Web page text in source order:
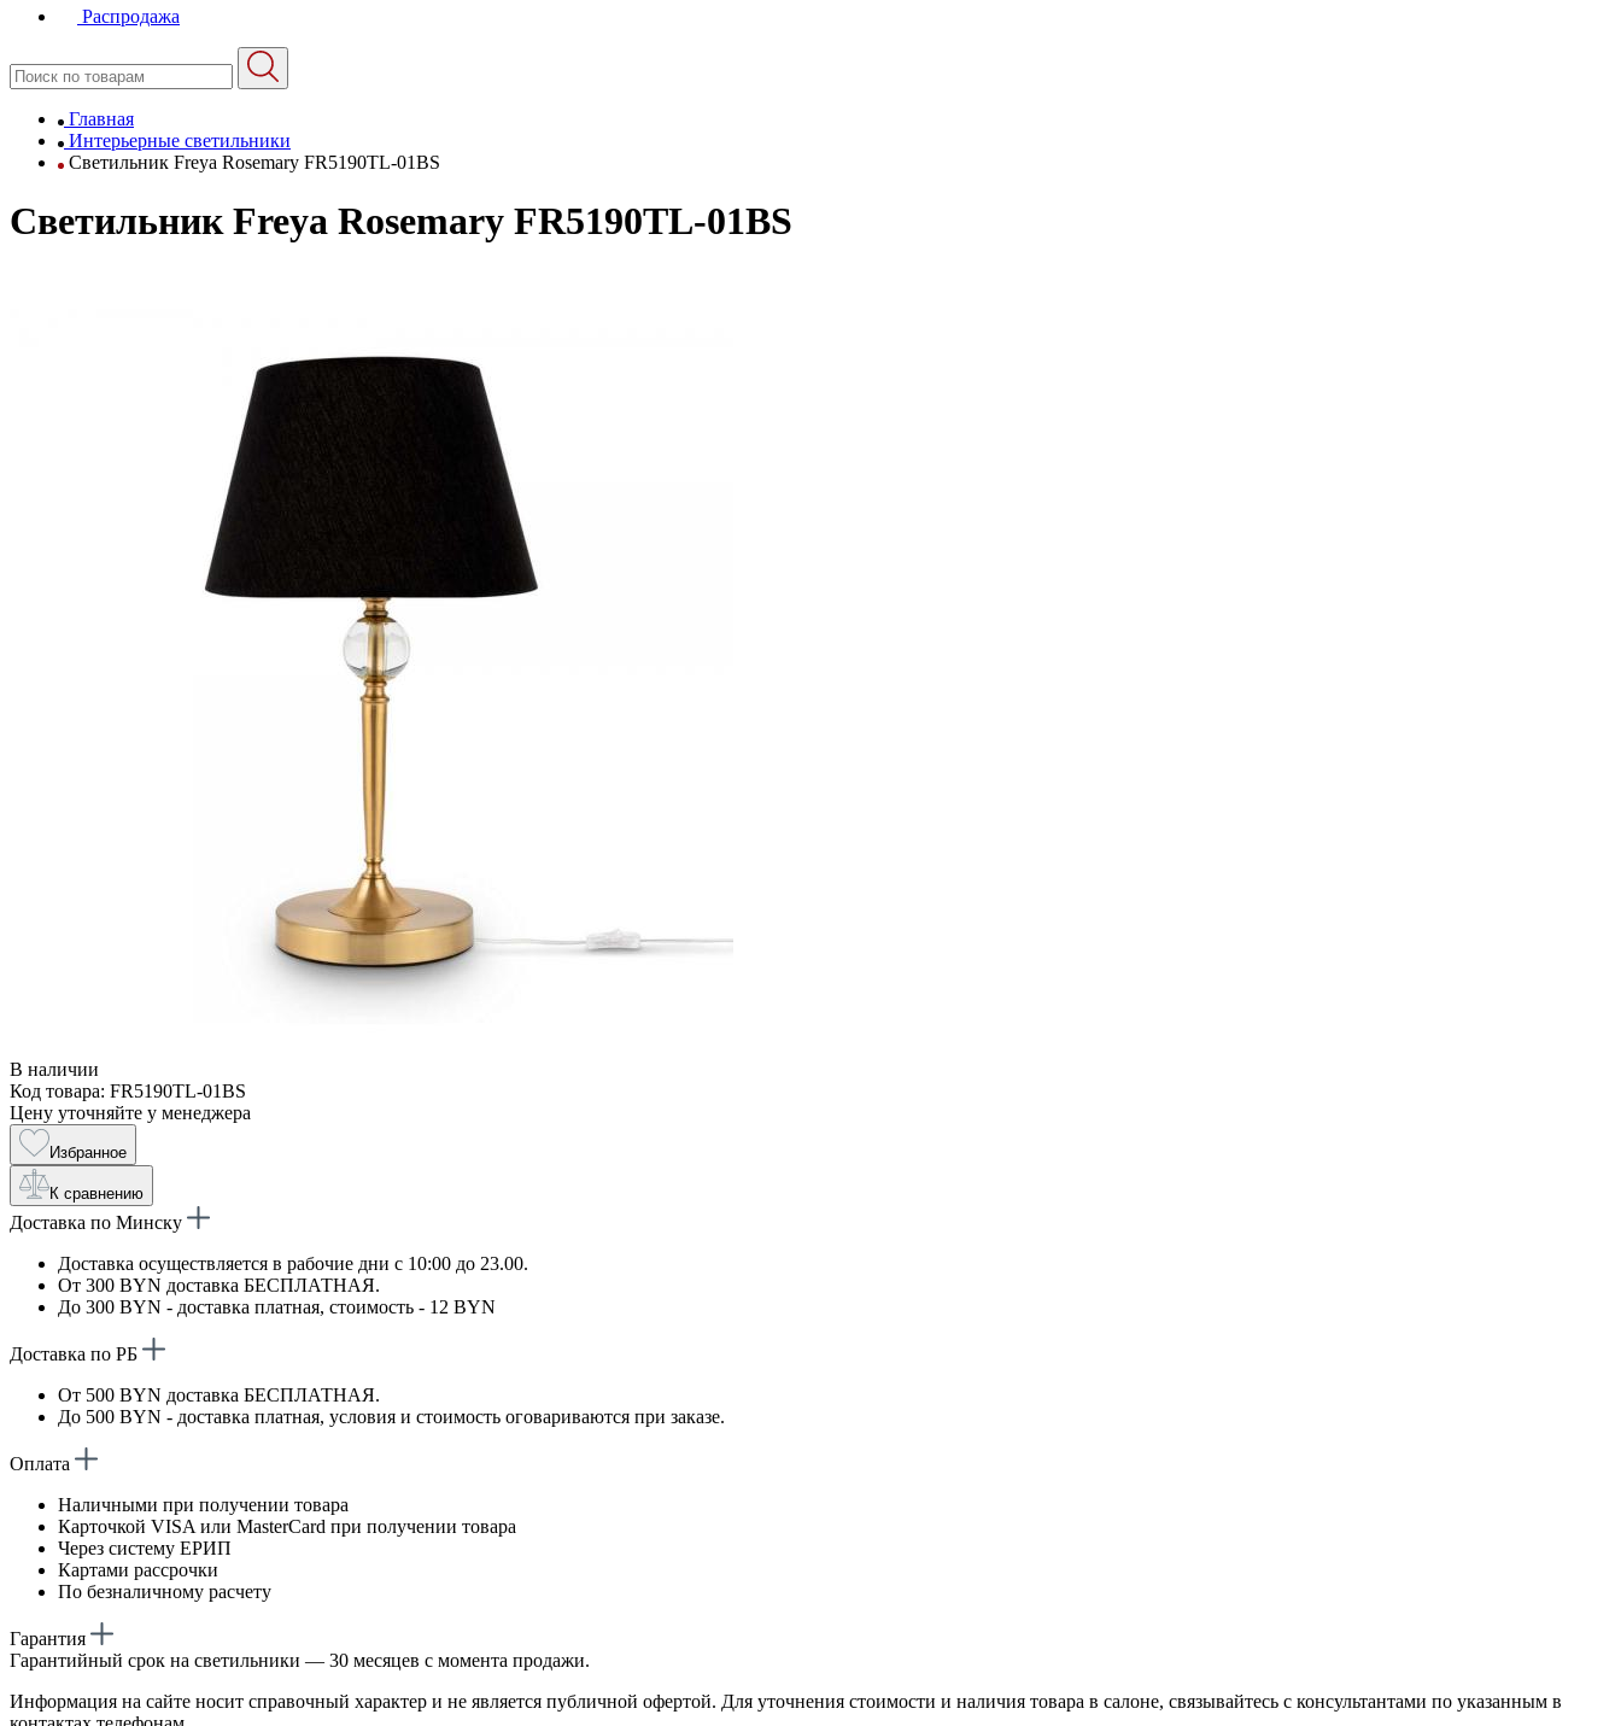
Распродажа
Главная
Интерьерные светильники
Светильник Freya Rosemary FR5190TL-01BS
Светильник Freya Rosemary FR5190TL-01BS
В наличии
Код товара: FR5190TL-01BS
Цену уточняйте у менеджера
Избранное
К сравнению
Доставка по Минску
Доставка осуществляется в рабочие дни с 10:00 до 23.00.
От 300 BYN доставка БЕСПЛАТНАЯ.
До 300 BYN - доставка платная, стоимость - 12 BYN
Доставка по РБ
От 500 BYN доставка БЕСПЛАТНАЯ.
До 500 BYN - доставка платная, условия и стоимость оговариваются при заказе.
Оплата
Наличными при получении товара
Карточкой VISA или MasterCard при получении товара
Через систему ЕРИП
Картами рассрочки
По безналичному расчету
Гарантия
Гарантийный срок на светильники — 30 месяцев с момента продажи.
Информация на сайте носит справочный характер и не является публичной офертой. Для уточнения стоимости и наличия товара в салоне, связывайтесь с консультантами по указанным в